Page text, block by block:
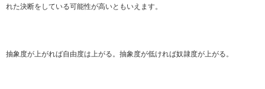
れた決断をしている可能性が高いともいえます。
抽象度が上がれば自由度は上がる。抽象度が低ければ奴隷度が上がる。